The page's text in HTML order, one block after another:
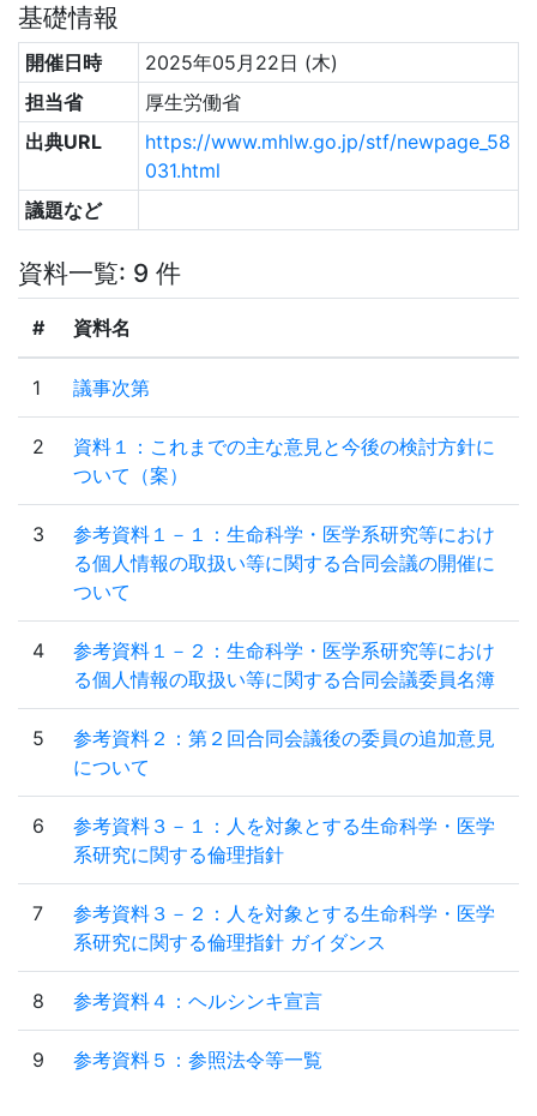
基礎情報
開催日時
2025年05月22日 (木)
担当省
厚生労働省
出典URL
https://www.mhlw.go.jp/stf/newpage_58
031.html
議題など
資料一覧: 9 件
# 資料名
1 議事次第
2
資料１：これまでの主な意見と今後の検討方針に
ついて（案）
3
参考資料１－１：生命科学・医学系研究等におけ
る個人情報の取扱い等に関する合同会議の開催に
ついて
4
参考資料１－２：生命科学・医学系研究等におけ
る個人情報の取扱い等に関する合同会議委員名簿
5
参考資料２：第２回合同会議後の委員の追加意見
について
6
参考資料３－１：人を対象とする生命科学・医学
系研究に関する倫理指針
7
参考資料３－２：人を対象とする生命科学・医学
系研究に関する倫理指針 ガイダンス
8 参考資料４：ヘルシンキ宣言
9 参考資料５：参照法令等一覧